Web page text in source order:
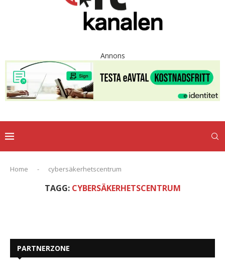
Annons
Home - cybersäkerhetscentrum
TAGG: CYBERSÄKERHETSCENTRUM
PARTNERZONE